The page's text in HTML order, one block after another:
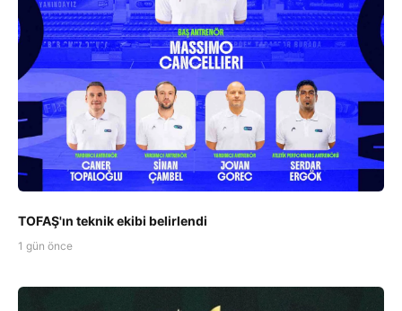
TOFAŞ'ın teknik ekibi belirlendi
1 gün önce